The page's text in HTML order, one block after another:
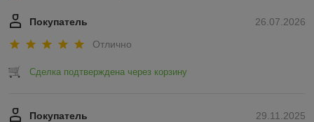
26.07.2026
Покупатель
Отлично
Сделка подтверждена через корзину
29.11.2025
Покупатель